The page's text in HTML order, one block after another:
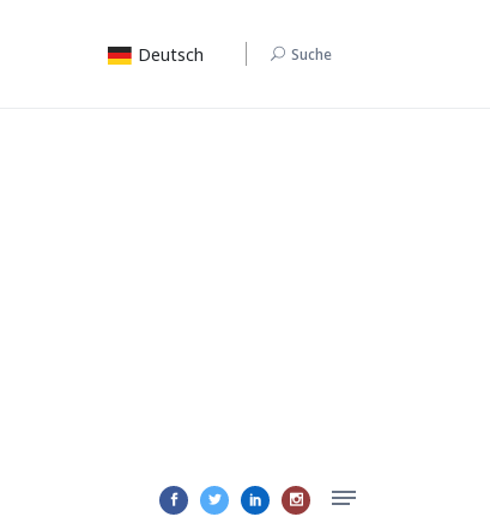
Deutsch Suche